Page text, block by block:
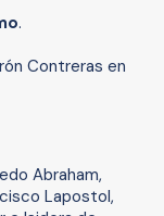
.
Contreras en
Abraham,
Lapostol,